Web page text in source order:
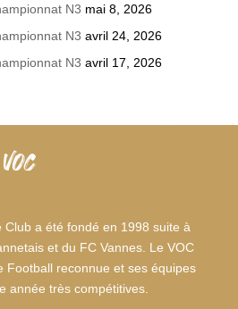
N3 mai 8, 2026
N3 avril 24, 2026
N3 avril 17, 2026
Club a été fondé en 1998 suite à
et du FC Vannes. Le VOC
Football reconnue et ses équipes
année très compétitives.